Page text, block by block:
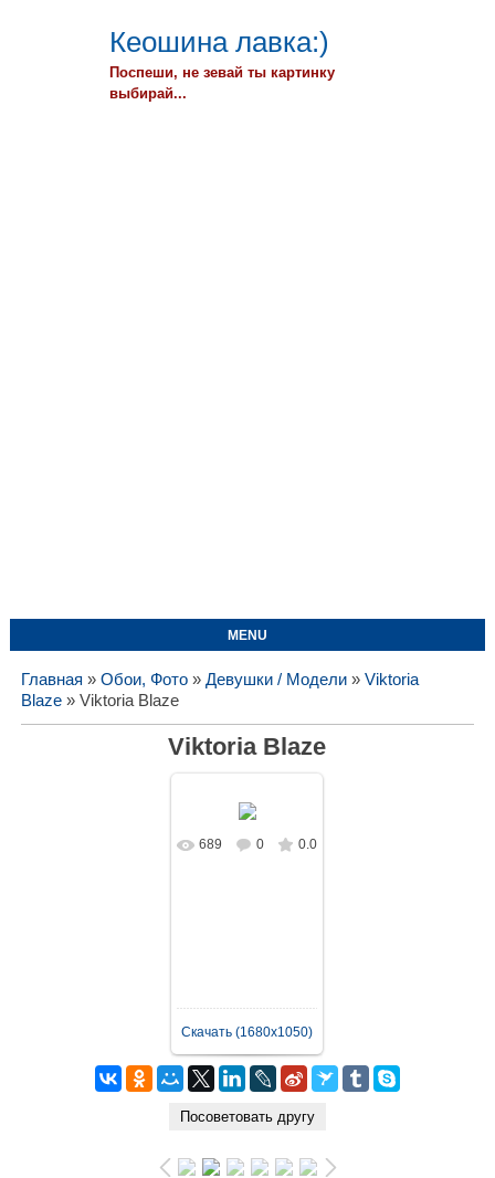
Кеошина лавка:)
Поспеши, не зевай ты картинку
выбирай...
MENU
Главная » Обои, Фото» Девушки / Модели» Viktoria
Blaze» Viktoria Blaze
Viktoria Blaze
В реальном
689 0 0.0
Скачать (1680x1050)